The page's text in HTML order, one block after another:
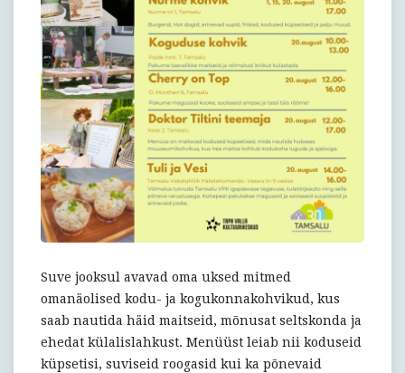
Suve jooksul avavad oma uksed mitmed
omanäolised kodu- ja kogukonnakohvikud, kus
saab nautida häid maitseid, mõnusat seltskonda ja
ehedat külalislahkust. Menüüst leiab nii koduseid
küpsetisi, suviseid roogasid kui ka põnevaid